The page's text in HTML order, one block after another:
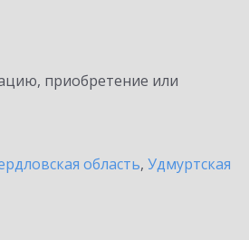
приобретение или
область, Удмуртская